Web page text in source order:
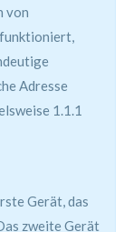
von
Adresse
1.1.1
Gerät, das
zweite Gerät